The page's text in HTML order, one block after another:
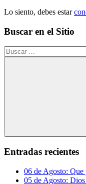
Lo siento, debes estar
Buscar en el Sitio
Buscar:
Entradas recientes
06 de Agosto:
05 de Agosto: